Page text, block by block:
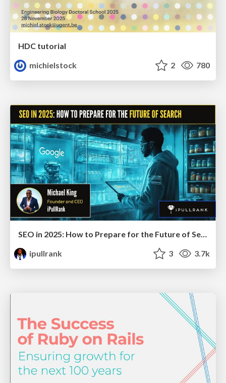
HDC tutorial
michielstock
2 780
SEO in 2025: How to Prepare for the Future of Search
ipullrank
3 3.7k